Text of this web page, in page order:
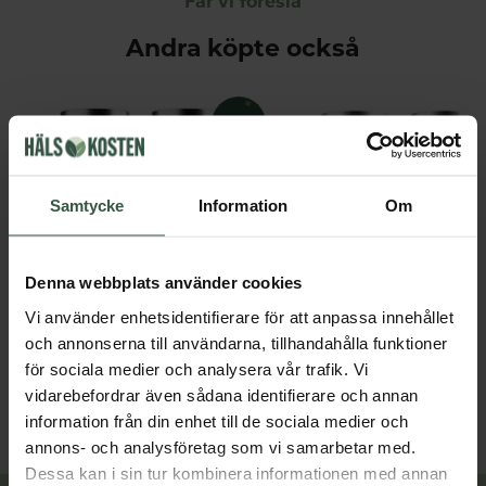
Samtycke Information Om
Denna webbplats använder cookies
Vi använder enhetsidentifierare för att anpassa innehållet
och annonserna till användarna, tillhandahålla funktioner
för sociala medier och analysera vår trafik. Vi
vidarebefordrar även sådana identifierare och annan
information från din enhet till de sociala medier och
annons- och analysföretag som vi samarbetar med.
Dessa kan i sin tur kombinera informationen med annan
Andra köpte också
398 kr
LÄGG I VARUKORGEN
498 kr
LÄGG I VARUKORGEN